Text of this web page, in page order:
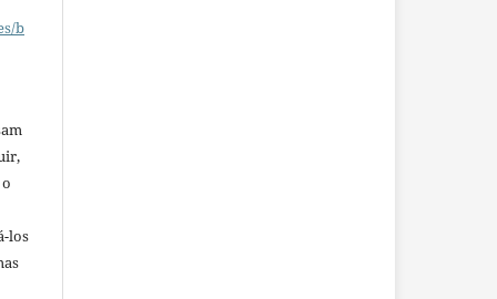
b
los